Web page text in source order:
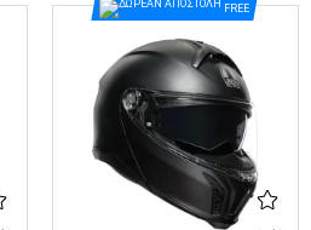
FREE